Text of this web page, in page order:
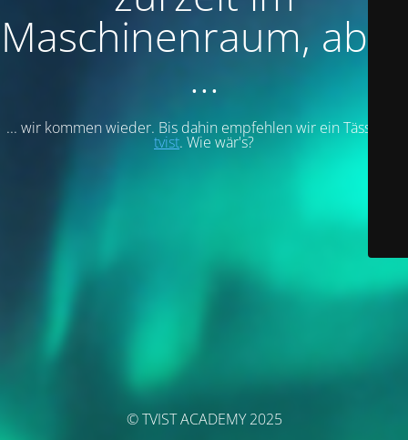
Maschinenraum, aber
...
... wir kommen wieder. Bis dahin empfehlen wir ein Tässchen
tvist. Wie wär's?
© TVIST ACADEMY 2025